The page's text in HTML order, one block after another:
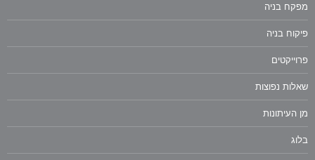
מפקח בניה
פיקוח בניה
פרוייקטים
שאלות נפוצות
מן העיתונות
בלוג